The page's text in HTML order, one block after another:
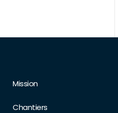
Mission
Chantiers